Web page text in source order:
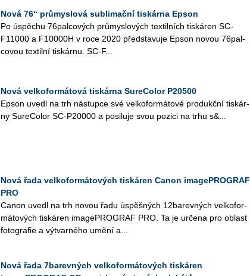
Nová 76“ průmyslová sublimační tiskárna Epson
Po úspě­chu 76­pal­co­vých prů­mys­lo­vých tex­til­ních tis­ká­ren SC-
F11000 a F10000H v roce 2020 před­sta­vu­je Epson novou 76­pal­
co­vou tex­til­ní tis­kár­nu. SC-F...
Nová velkoformátová tiskárna SureColor P20500
Epson uvedl na trh ná­stup­ce své vel­ko­for­má­to­vé pro­dukč­ní tis­kár­
ny Su­re­Co­lor SC-P20000 a po­si­lu­je svou po­zi­ci na trhu s&...
Nová řada velkoformátových tiskáren Canon imagePROGRAF
PRO
Canon uvedl na trh novou řadu úspěš­ných 12ba­rev­ných vel­ko­for­
má­to­vých tis­ká­ren image­PRO­GRAF PRO. Ta je ur­če­na pro ob­last
fo­to­gra­fie a vý­tvar­né­ho umění a...
Nová řada 7barevných velkoformátových tiskáren